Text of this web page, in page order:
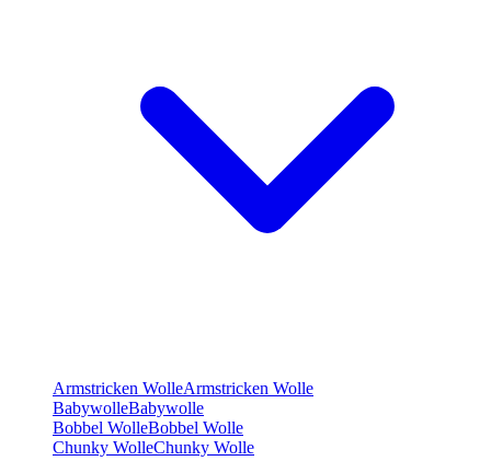
Armstricken WolleArmstricken Wolle
BabywolleBabywolle
Bobbel WolleBobbel Wolle
Chunky WolleChunky Wolle